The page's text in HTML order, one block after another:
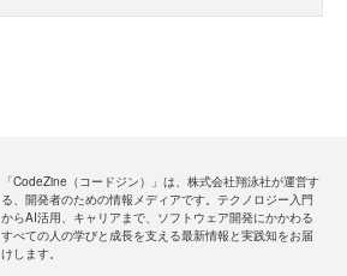
「CodeZine（コードジン）」は、株式会社翔泳社が運営す
る、開発者のための情報メディアです。テクノロジー入門
からAI活用、キャリアまで、ソフトウェア開発にかかわる
すべての人の学びと成長を支える最新情報と実践知をお届
けします。